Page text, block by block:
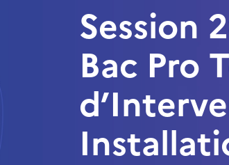
Session
Bac Pro